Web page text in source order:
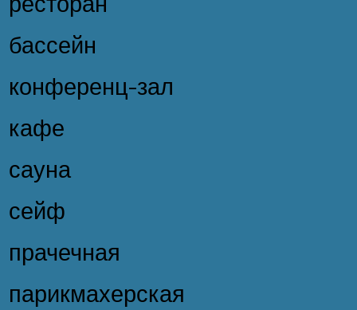
бассейн
конференц-зал
кафе
сауна
сейф
прачечная
парикмахерская